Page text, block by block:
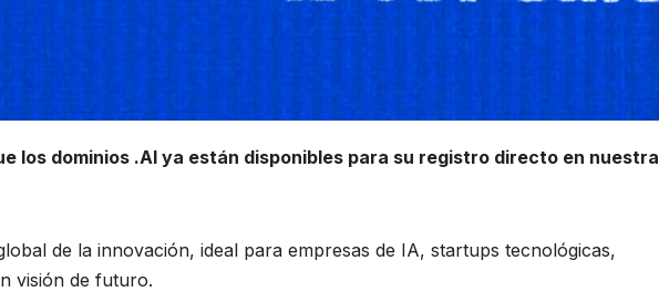
los dominios .AI ya están disponibles para su registro directo en nuestra
de la innovación, ideal para empresas de IA, startups tecnológicas,
visión de futuro.